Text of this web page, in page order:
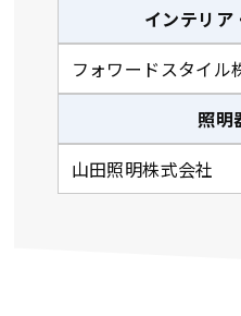
インテリア
フォワードスタイル
照明
山田照明株式会社